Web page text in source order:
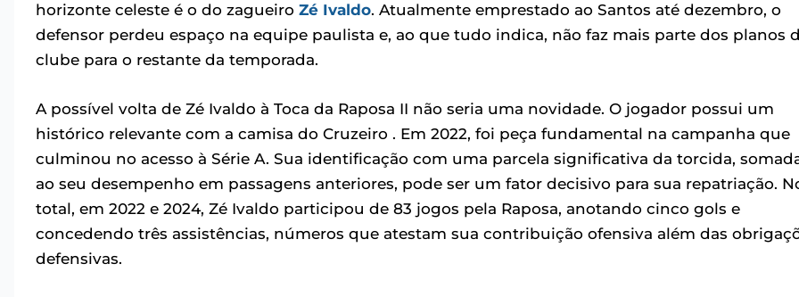
horizonte celeste é o do zagueiro Zé Ivaldo. Atualmente emprestado ao Santos até dezembro, o
defensor perdeu espaço na equipe paulista e, ao que tudo indica, não faz mais parte dos planos
clube para o restante da temporada.
A possível volta de Zé Ivaldo à Toca da Raposa II não seria uma novidade. O jogador possui um
histórico relevante com a camisa do Cruzeiro . Em 2022, foi peça fundamental na campanha que
culminou no acesso à Série A. Sua identificação com uma parcela significativa da torcida,
ao seu desempenho em passagens anteriores, pode ser um fator decisivo para sua repatriação.
total, em 2022 e 2024, Zé Ivaldo participou de 83 jogos pela Raposa, anotando cinco gols e
concedendo três assistências, números que atestam sua contribuição ofensiva além das
defensivas.